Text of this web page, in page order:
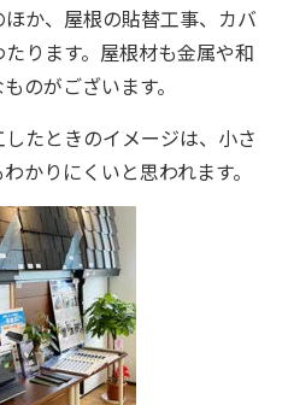
か、屋根の貼替工事、カバ
ります。屋根材も金属や和
のがございます。
たときのイメージは、小さ
かりにくいと思われます。